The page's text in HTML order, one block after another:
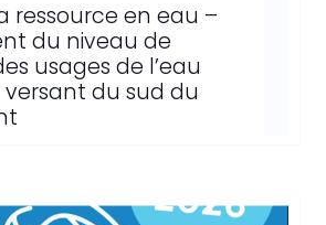
ressource en eau –
du niveau de
usages de l’eau
versant du sud du